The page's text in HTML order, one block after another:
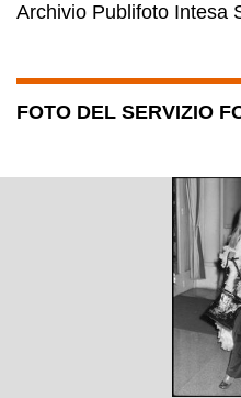
Archivio Publifoto Intesa
FOTO DEL SERVIZIO